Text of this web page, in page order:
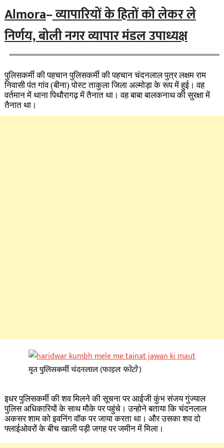
Almora–व्यापारियों के हितों को लेकर ले
निर्णय, बोली नगर व्यापार मंडल उपाध्यक्ष
पुलिसकर्मी की पहचान पुलिसकर्मी की पहचान चंदनलाल पुत्र लक्षम राम
निवासी पंत गांव (बीना) पोस्ट ताकुला जिला ​अल्मोड़ा के रूप में हुई। वह
वर्तमान में थाना पिथौरागढ़ में तैनात था। वह बाबा बालकनाथ की सुरक्षा में
तैनात था।
मृतपुलिसकर्मीचंदनलाल(फाइलफोटो)
इधर पुलिसकर्मी की शव मिलने की सूचना पर आईजी कुंभ संजय गुंज्याल
पुलिसअधिकारियों के साथ मौके पर पहुंचे। उन्होने बताया कि चंदनलाल
अकसर शाम को इवनिंग वॉक पर जाया करता था। और उसका शव दो
फ्लाईओवरों के बीच खाली पड़ी जगह पर जमीन में मिला।